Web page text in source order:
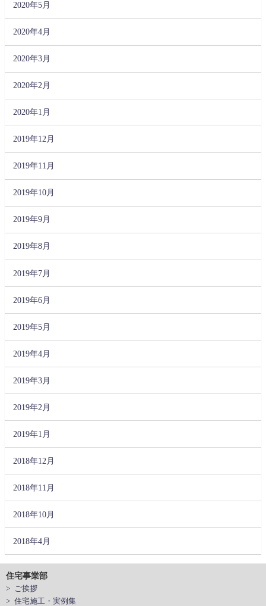
2020年5月
2020年4月
2020年3月
2020年2月
2020年1月
2019年12月
2019年11月
2019年10月
2019年9月
2019年8月
2019年7月
2019年6月
2019年5月
2019年4月
2019年3月
2019年2月
2019年1月
2018年12月
2018年11月
2018年10月
2018年4月
住宅事業部
> ご挨拶
> 住宅施工・実例集